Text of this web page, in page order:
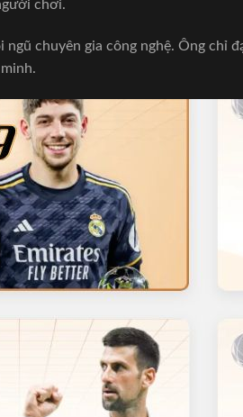
chơi.
chuyên gia công nghệ. Ông